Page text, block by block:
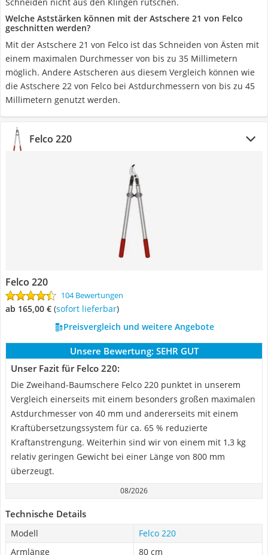
Welche Aststärken können mit der Astschere 21 von Felco
geschnitten werden?
Mit der Astschere 21 von Felco ist das Schneiden von Ästen mit
einem maximalen Durchmesser von bis zu 35 Millimetern
möglich. Andere Astscheren aus diesem Vergleich können wie
die Astschere 22 von Felco bei Astdurchmessern von bis zu 45
Millimetern genutzt werden.
Felco 220
Felco 220
104 Bewertungen
ab 165,00 € ( Sofort lieferbar)
Preisvergleich und weitere Angebote
Unsere Bewertung: SEHR GUT
Unser Fazit für Felco 220:
Die Zweihand-Baumschere Felco 220 punktet in unserem
Vergleich einerseits mit einem besonders großen maximalen
Astdurchmesser von 40 mm und andererseits mit einem
Kraftübersetzungssystem für ca. 65 % reduzierte
Kraftanstrengung. Weiterhin sind wir von einem mit 1,3 kg
relativ geringen Gewicht bei einer Länge von 800 mm
überzeugt.
08/2026
Technische Details
Modell
Felco 220
Armlänge
80 cm